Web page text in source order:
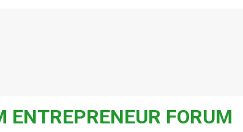
ENTREPRENEUR FORUM